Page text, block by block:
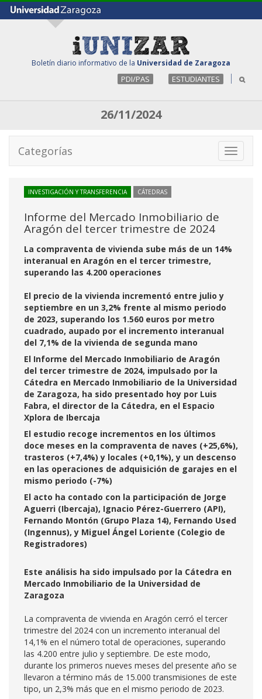
Boletín diario informativo de la Universidad de Zaragoza
PDI/PAS ESTUDIANTES
26/11/2024
Toggle
Categorías
INVESTIGACIÓN Y TRANSFERENCIA CÁTEDRAS
Informe del Mercado Inmobiliario de
Aragón del tercer trimestre de 2024
La compraventa de vivienda sube más de un 14%
interanual en Aragón en el tercer trimestre,
superando las 4.200 operaciones
El precio de la vivienda incrementó entre julio y
septiembre en un 3,2% frente al mismo periodo
de 2023, superando los 1.560 euros por metro
cuadrado, aupado por el incremento interanual
del 7,1% de la vivienda de segunda mano
El Informe del Mercado Inmobiliario de Aragón
del tercer trimestre de 2024, impulsado por la
Cátedra en Mercado Inmobiliario de la Universidad
de Zaragoza, ha sido presentado hoy por Luis
Fabra, el director de la Cátedra, en el Espacio
Xplora de Ibercaja
El estudio recoge incrementos en los últimos
doce meses en la compraventa de naves (+25,6%),
trasteros (+7,4%) y locales (+0,1%), y un descenso
en las operaciones de adquisición de garajes en el
mismo periodo (-7%)
El acto ha contado con la participación de Jorge
Aguerri (Ibercaja), Ignacio Pérez-Guerrero (API),
Fernando Montón (Grupo Plaza 14), Fernando Used
(Ingennus), y Miguel Ángel Loriente (Colegio de
Registradores)
Este análisis ha sido impulsado por la Cátedra en
Mercado Inmobiliario de la Universidad de
Zaragoza
La compraventa de vivienda en Aragón cerró el tercer
trimestre del 2024 con un incremento interanual del
14,1% en el número total de operaciones, superando
las 4.200 entre julio y septiembre. De este modo,
durante los primeros nueves meses del presente año se
llevaron a término más de 15.000 transmisiones de este
tipo, un 2,3% más que en el mismo periodo de 2023.